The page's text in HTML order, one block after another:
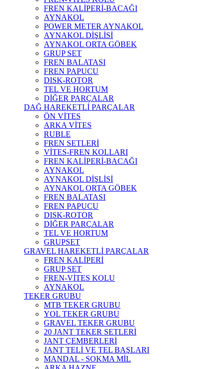
FREN KALİPERİ-BACAĞI
AYNAKOL
POWER METER AYNAKOL
AYNAKOL DİŞLİSİ
AYNAKOL ORTA GÖBEK
GRUP SET
FREN BALATASI
FREN PAPUCU
DISK-ROTOR
TEL VE HORTUM
DİĞER PARÇALAR
DAĞ HAREKETLİ PARÇALAR
ÖN VİTES
ARKA VİTES
RUBLE
FREN SETLERİ
VİTES-FREN KOLLARI
FREN KALİPERİ-BACAĞI
AYNAKOL
AYNAKOL DİŞLİSİ
AYNAKOL ORTA GÖBEK
FREN BALATASI
FREN PAPUCU
DISK-ROTOR
DİĞER PARÇALAR
TEL VE HORTUM
GRUPSET
GRAVEL HAREKETLİ PARÇALAR
FREN KALİPERİ
GRUP SET
FREN-VİTES KOLU
AYNAKOL
TEKER GRUBU
MTB TEKER GRUBU
YOL TEKER GRUBU
GRAVEL TEKER GRUBU
20 JANT TEKER SETLERİ
JANT ÇEMBERLERİ
JANT TELİ VE TEL BAŞLARI
MANDAL - SOKMA MİL